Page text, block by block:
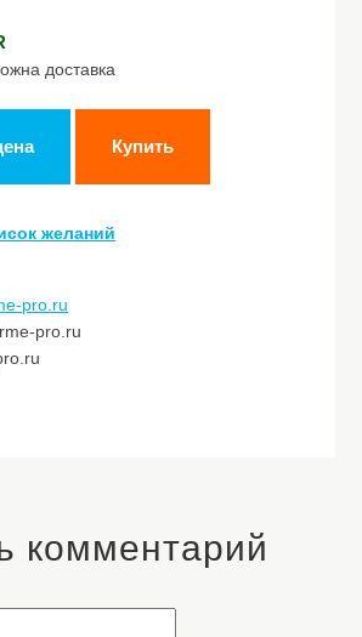
доставка
Купить
желаний
pro.ru
pro.ru
комментарий